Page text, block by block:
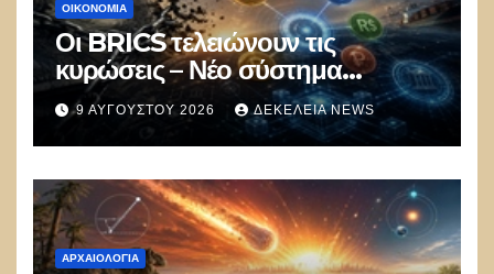
ΟΙΚΟΝΟΜΙΑ
Οι BRICS τελειώνουν τις
κυρώσεις – Νέο σύστημα
πληρωμών με ψηφιακά
νομίσματα εκτός δολαρίου για το
εμπόριο
9 ΑΥΓΟΎΣΤΟΥ 2026 ΔΕΚΈΛΕΙΑ NEWS
ΑΡΧΑΙΟΛΟΓΊΑ